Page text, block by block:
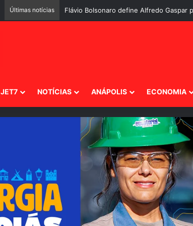
Últimas notícias Quem responde perante os brasileiros?
JET7 NOTÍCIAS ANÁPOLIS ECONOMIA